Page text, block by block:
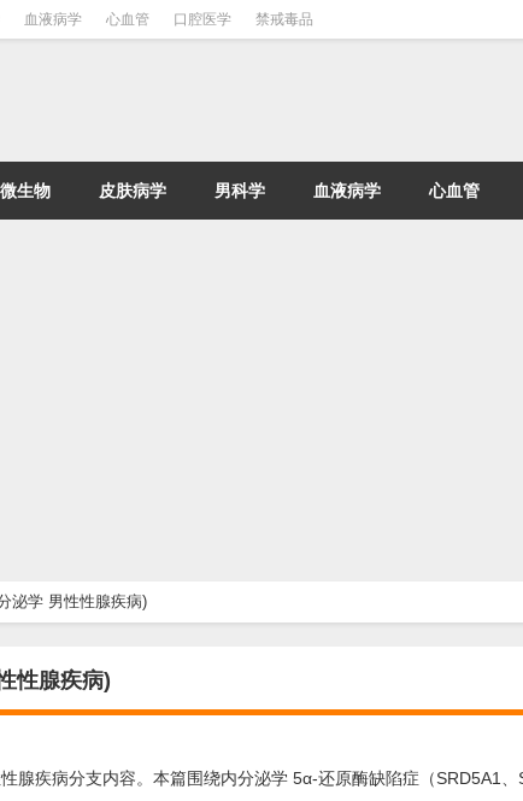
血液病学 心血管 口腔医学 禁戒毒品
微生物 皮肤病学 男科学 血液病学 心血管
泌学 男性性腺疾病)
性腺疾病)
腺疾病分支内容。本篇围绕内分泌学 5α-还原酶缺陷症（SRD5A1、